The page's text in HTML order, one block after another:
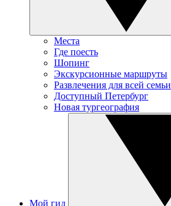
Места
Где поесть
Шопинг
Экскурсионные маршруты
Развлечения для всей семьи
Доступный Петербург
Новая тургеография
Мой гид